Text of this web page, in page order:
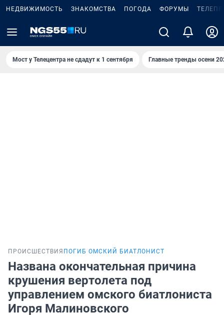
НЕДВИЖИМОСТЬ ЗНАКОМСТВА ПОГОДА ФОРУМЫ
Мост у Телецентра не сдадут к 1 сентября Главные тренды осени
ПРОИСШЕСТВИЯ ПОГИБ ОМСКИЙ БИАТЛОНИСТ
Названа окончательная причина
крушения вертолета под
управлением омского биатлониста
Игоря Малиновского